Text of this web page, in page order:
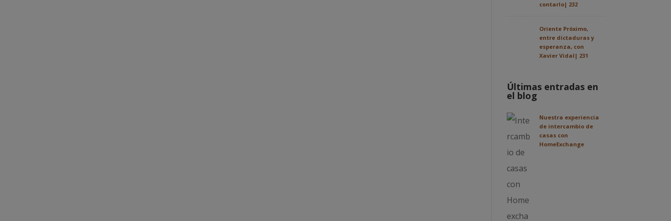
contarlo| 232
Oriente Próximo,
entre dictaduras y
esperanza, con
Xavier Vidal| 231
Últimas entradas en
el blog
Nuestra experiencia
de intercambio de
casas con
HomeExchange